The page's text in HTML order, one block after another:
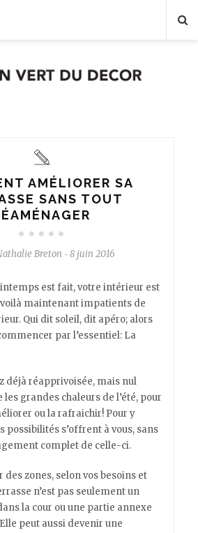
AMÉLIORER SA
SANS TOUT
Breton - 8 juin 2016
est fait, votre intérieur est
maintenant impatients de
Qui dit soleil, dit apéro; alors
par l’essentiel: La
déjà réapprivoisée, mais nul
les grandes chaleurs de l’été, pour
ou la rafraichir! Pour y
possibilités s’offrent à vous, sans
complet de celle-ci.
des zones, selon vos besoins et
n’est pas seulement un
la cour ou une partie annexe
peut aussi devenir une